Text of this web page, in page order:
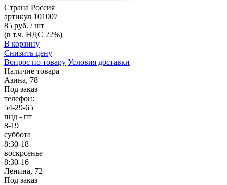
Страна Россия
артикул 101007
85 руб. / шт
(в т.ч. НДС 22%)
В корзину
Снизить цену
Вопрос по товару Условия доставки
Наличие товара
Азина, 78
Под заказ
телефон:
54-29-65
пнд - пт
8-19
суббота
8:30-18
воскрсенье
8:30-16
Ленина, 72
Под заказ